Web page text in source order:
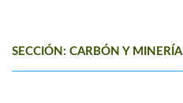
SECCIÓN: CARBÓN Y MINERÍA